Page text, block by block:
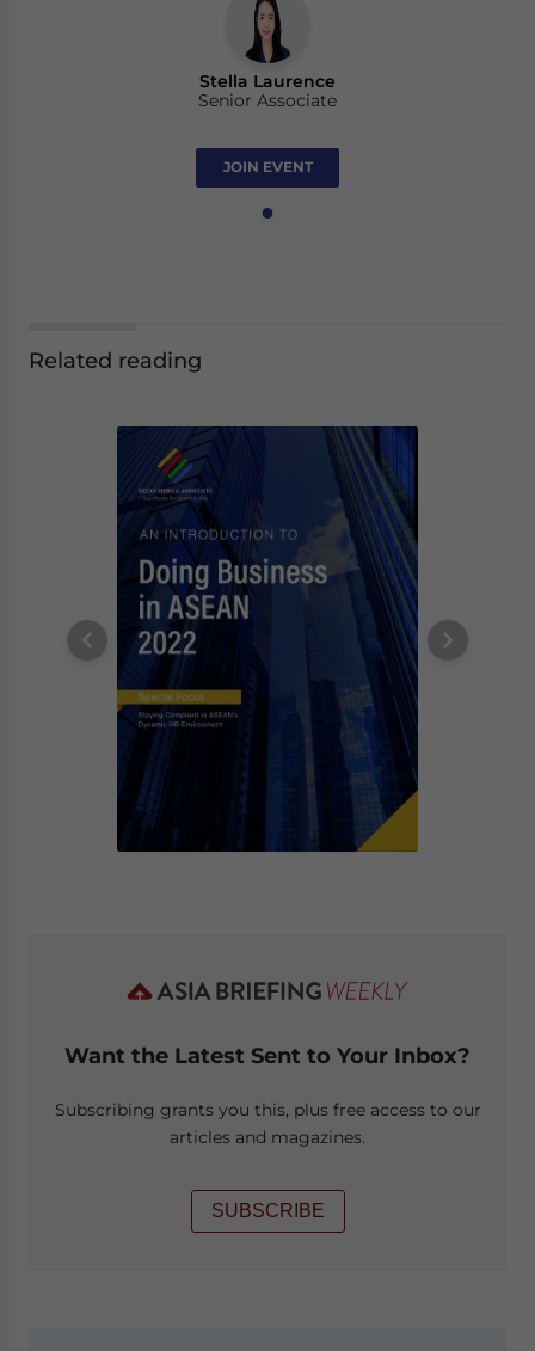
Stella Laurence
Senior Associate
JOIN EVENT
Related reading
Want the Latest Sent to Your Inbox?
Subscribing grants you this, plus free access to our
articles and magazines.
SUBSCRIBE